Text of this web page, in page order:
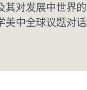
其对发展中世界
中全球议题对